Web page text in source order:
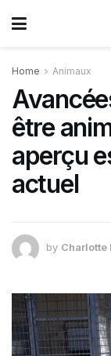
Home Animaux
être
aperçu
actuel
by Charlotte